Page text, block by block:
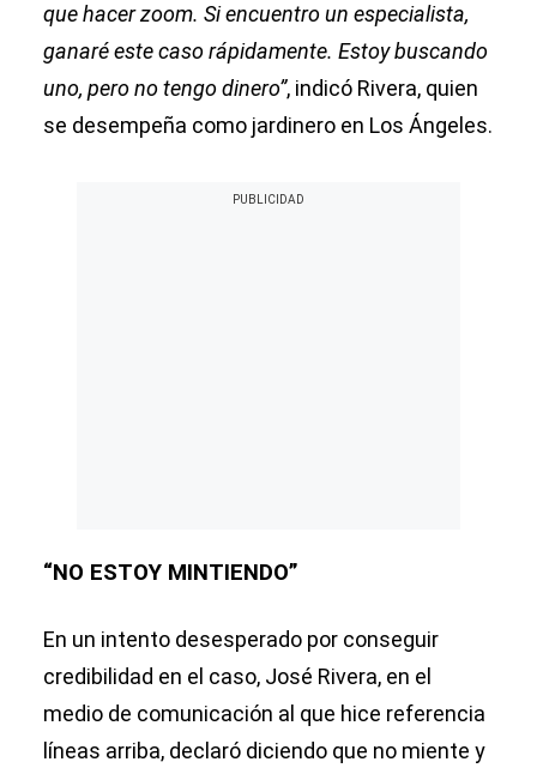
que hacer zoom. Si encuentro un especialista,
ganaré este caso rápidamente. Estoy buscando
uno, pero no tengo dinero”, indicó Rivera, quien
se desempeña como jardinero en Los Ángeles.
“NO ESTOY MINTIENDO”
En un intento desesperado por conseguir
credibilidad en el caso, José Rivera, en el
medio de comunicación al que hice referencia
líneas arriba, declaró diciendo que no miente y